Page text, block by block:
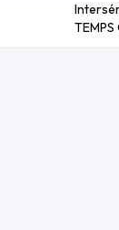
TEMPS